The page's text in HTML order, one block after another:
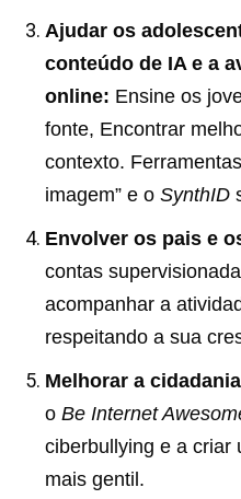
Ajudar os
conteúdo de IA e a
online: Ensine os
fonte, Encontrar
contexto.
imagem” e o SynthID
Envolver os pais e
contas
acompanhar a
respeitando a sua
Melhorar a
o Be Internet
ciberbullying e a criar
mais gentil.